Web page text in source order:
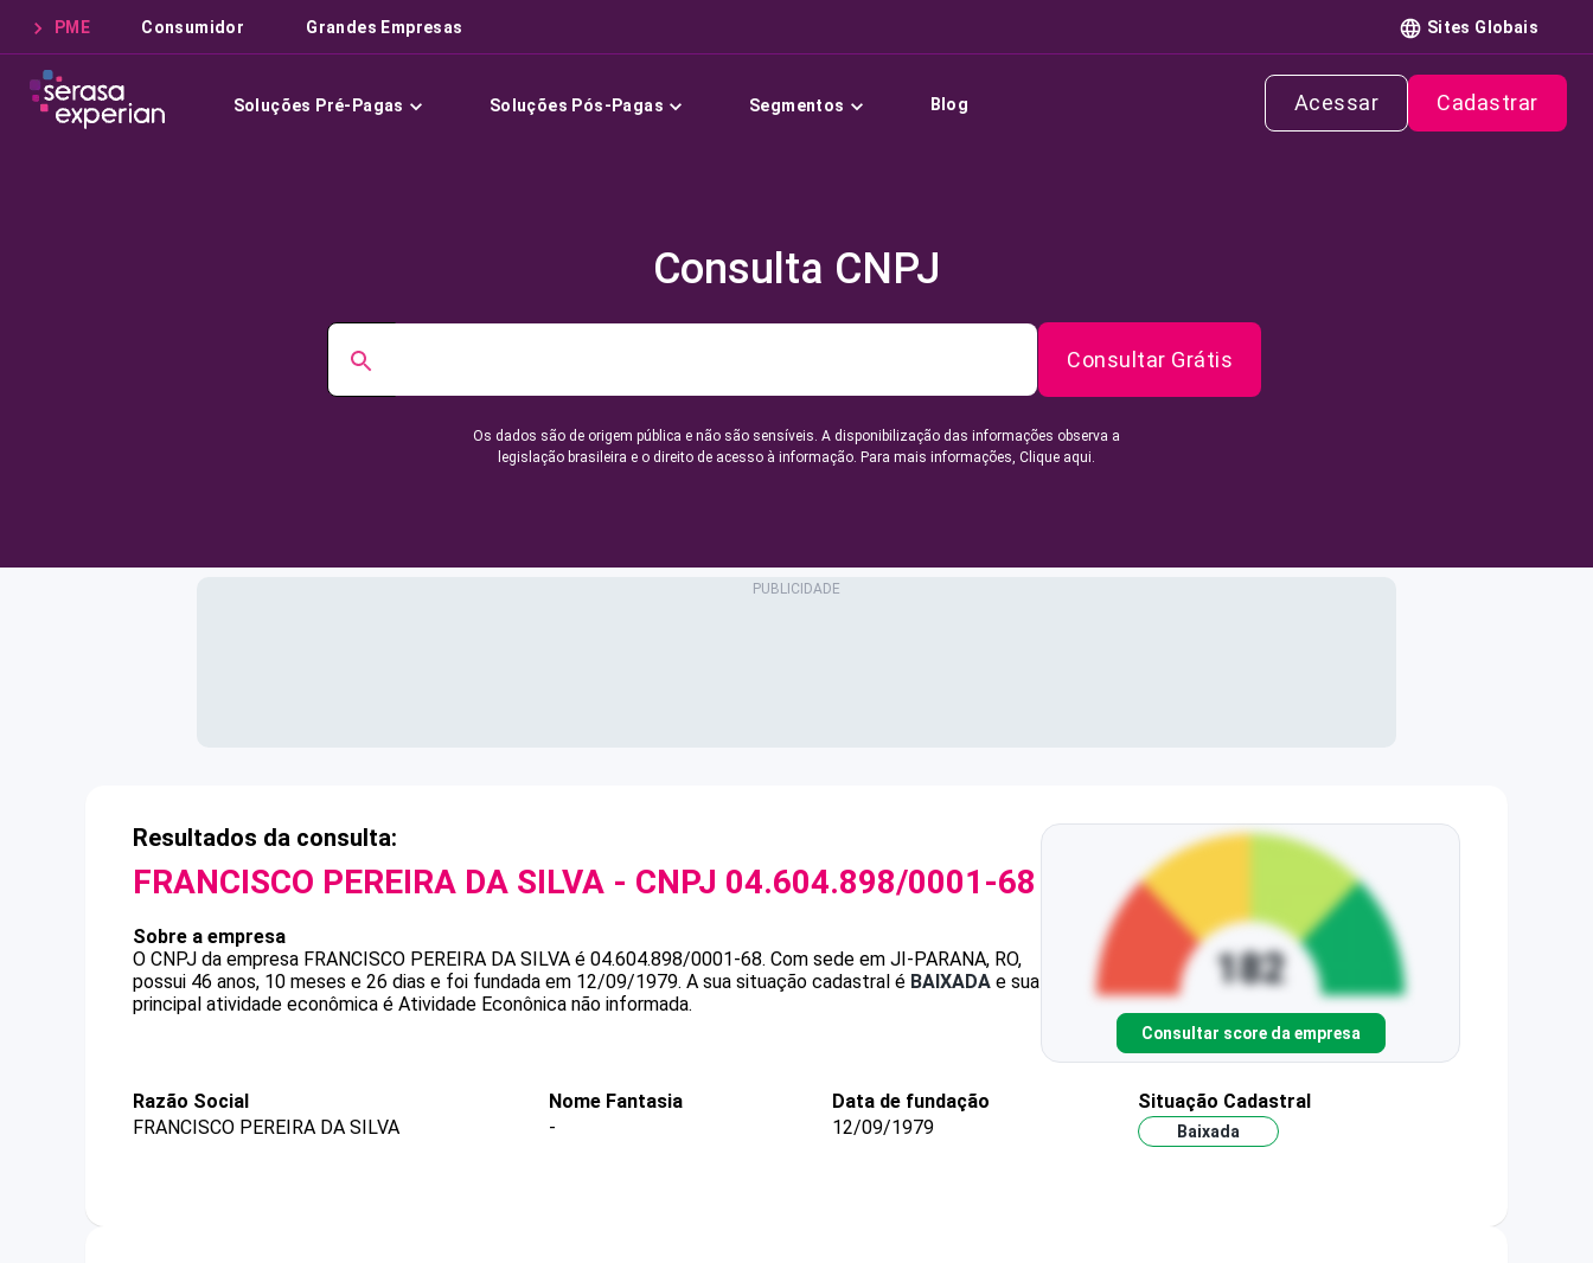
PME Consumidor Grandes Empresas Sites Globais
Soluções Pré-Pagas Soluções Pós-Pagas Segmentos Blog Acessar Cadastrar
Consulta CNPJ
Consultar Grátis
Os dados são de origem pública e não são sensíveis. A disponibilização das informações observa a
legislação brasileira e o direito de acesso à informação. Para mais informações, Clique aqui.
Resultados da consulta:
FRANCISCO PEREIRA DA SILVA - CNPJ 04.604.898/0001-68
Sobre a empresa
O CNPJ da empresa FRANCISCO PEREIRA DA SILVA é 04.604.898/0001-68. Com sede em JI-PARANA, RO,
possui 46 anos, 10 meses e 26 dias e foi fundada em 12/09/1979. A sua situação cadastral é BAIXADA e sua
principal atividade econômica é Atividade Econônica não informada.
Consultar score da empresa
Razão Social
FRANCISCO PEREIRA DA SILVA
Nome Fantasia
-
Data de fundação
12/09/1979
Situação Cadastral
Baixada